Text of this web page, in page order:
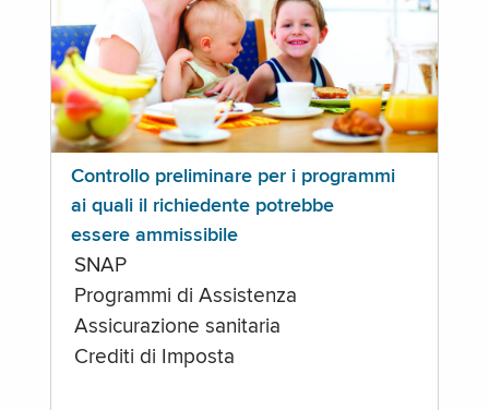
Controllo preliminare per i programmi
ai quali il richiedente potrebbe
essere ammissibile
SNAP
Programmi di Assistenza
Assicurazione sanitaria
Crediti di Imposta